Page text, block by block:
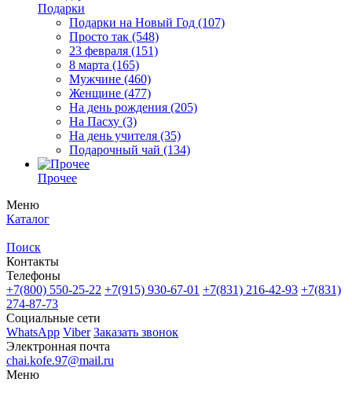
Подарки
Подарки на Новый Год (107)
Просто так (548)
23 февраля (151)
8 марта (165)
Мужчине (460)
Женщине (477)
На день рождения (205)
На Пасху (3)
На день учителя (35)
Подарочный чай (134)
Прочее
Меню
Каталог
Поиск
Контакты
Телефоны
+7(800) 550-25-22 +7(915) 930-67-01 +7(831) 216-42-93 +7(831)
274-87-73
Социальные сети
WhatsApp Viber Заказать звонок
Электронная почта
chai.kofe.97@mail.ru
Меню